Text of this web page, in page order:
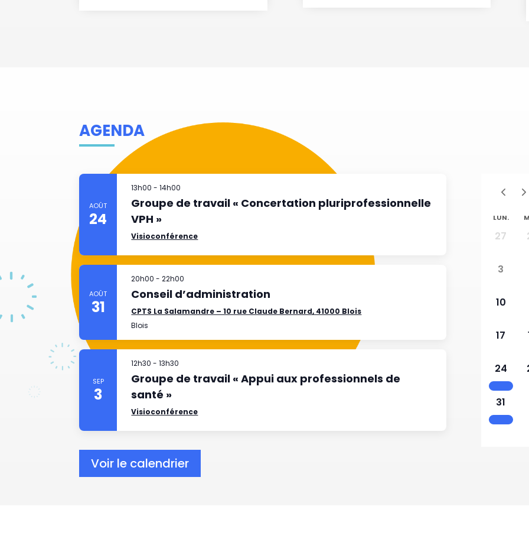
AGENDA
AOÛT
24
13h00 -14h00
Groupe de travail « Concertation pluriprofessionnelle
VPH »
Visioconférence
AOÛT
31
20h00 -22h00
Conseil d’administration
CPTS La Salamandre – 10 rue Claude Bernard, 41000 Blois
Blois
SEP
3
12h30 -13h30
Groupe de travail « Appui aux professionnels de
santé »
Visioconférence
Voir le calendrier
LUN.
27
3
10
17
24
31